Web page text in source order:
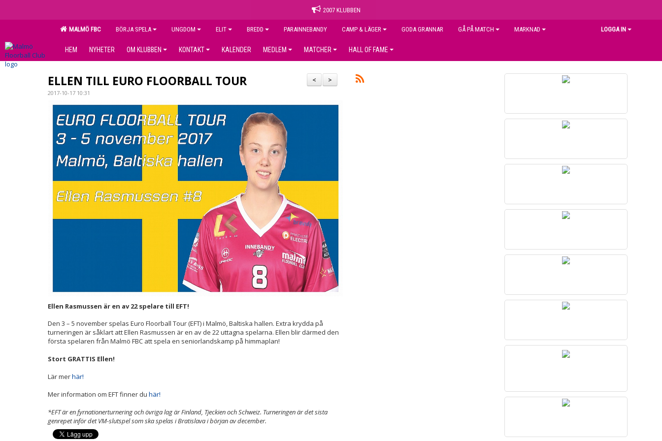
2007 KLUBBEN
MALMÖ FBC BÖRJA SPELA UNGDOM ELIT BREDD PARAINNEBANDY CAMP & LÄGER GODA GRANNAR GÅ PÅ MATCH MARKNAD LOGGA IN
HEM NYHETER OM KLUBBEN KONTAKT KALENDER MEDLEM MATCHER HALL OF FAME
>
<
ELLEN TILL EURO FLOORBALL TOUR
2017-10-17 10:31
Ellen Rasmussen är en av 22 spelare till EFT!
Den 3 – 5 november spelas Euro Floorball Tour (EFT) i Malmö, Baltiska hallen. Extra krydda på
turneringen är såklart att Ellen Rasmussen är en av de 22 uttagna spelarna. Ellen blir därmed den
första spelaren från Malmö FBC att spela en seniorlandskamp på himmaplan!
Stort GRATTIS Ellen!
Lär merhär!
Mer information om EFT finner du här!
*EFT är en fyrnationerturnering och övriga lag är Finland, Tjeckien och Schweiz. Turneringen är det sista
genrepet inför det VM-slutspel som ska spelas i Bratislava i början av december.